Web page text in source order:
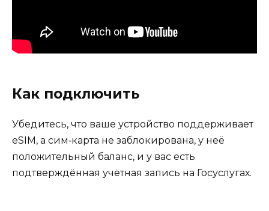
Как подключить
Убедитесь, что ваше устройство поддерживает
eSIM, а сим‑карта не заблокирована, у неё
положительный баланс, и у вас есть
подтверждённая учётная запись на Госуслугах.